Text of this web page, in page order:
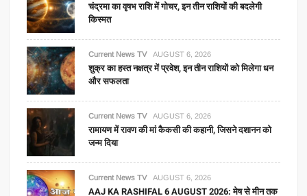
चंद्रमा का वृषभ राशि में गोचर, इन तीन राशियों की बदलेगी
किस्मत
Current News TV AUGUST 6, 2026
शुक्र का हस्त नक्षत्र में प्रवेश, इन तीन राशियों को मिलेगा धन
और सफलता
Current News TV AUGUST 6, 2026
रामायण में रावण की मां कैकसी की कहानी, जिसने दशानन को
जन्म दिया
Current News TV AUGUST 6, 2026
AAJ KA RASHIFAL 6 AUGUST 2026: मेष से मीन तक